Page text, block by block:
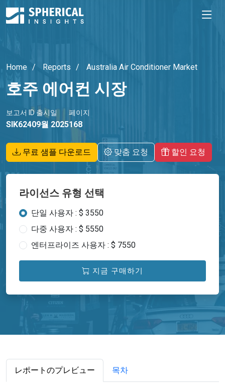
Home Reports Australia Air Conditioner Market
호주 에어컨 시장
보고서 ID
SIK6240
출시일
9월 2025
페이지
168
무료 샘플 다운로드 맞춤 요청 할인 요청
라이선스 유형 선택
단일 사용자 : $ 3550
다중 사용자 : $ 5550
엔터프라이즈 사용자 : $ 7550
지금 구매하기
レポートのプレビュー 목차